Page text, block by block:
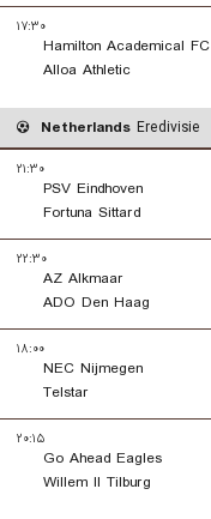
۱۷:۳۰
Hamilton Academical FC
Alloa Athletic
Netherlands Eredivisie
۲۱:۳۰
PSV Eindhoven
Fortuna Sittard
۲۲:۳۰
AZ Alkmaar
ADO Den Haag
۱۸:۰۰
NEC Nijmegen
Telstar
۲۰:۱۵
Go Ahead Eagles
Willem II Tilburg